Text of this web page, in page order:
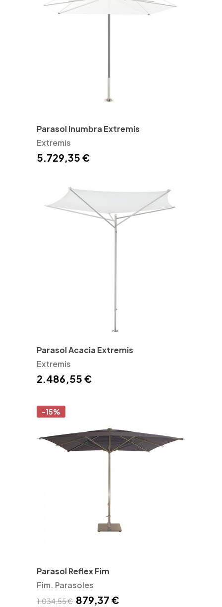
Parasol Inumbra Extremis
Extremis
5.729,35 €
Parasol Acacia Extremis
Extremis
2.486,55 €
-15%
Parasol Reflex Fim
Fim. Parasoles
1.034,55 € 879,37 €